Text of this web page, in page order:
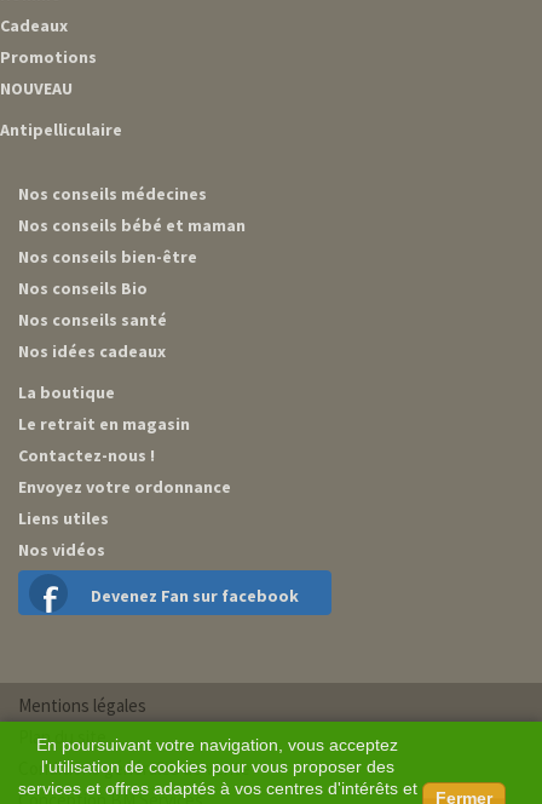
Cadeaux
Promotions
NOUVEAU
Antipelliculaire
Nos conseils médecines
Nos conseils bébé et maman
Nos conseils bien-être
Nos conseils Bio
Nos conseils santé
Nos idées cadeaux
La boutique
Le retrait en magasin
Contactez-nous !
Envoyez votre ordonnance
Liens utiles
Nos vidéos
Devenez Fan sur facebook
En poursuivant votre navigation, vous acceptez
l'utilisation de cookies pour vous proposer des
services et offres adaptés à vos centres d'intérêts et
Fermer
Mentions légales
Plan du site
Conditions générales de vente
Conception BM Services